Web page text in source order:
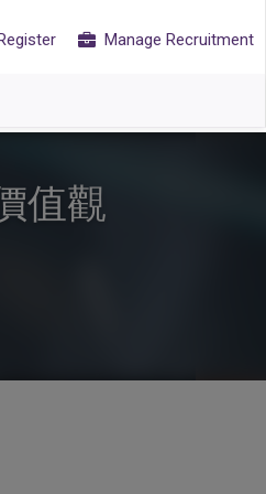
Manage Recruitment
值觀